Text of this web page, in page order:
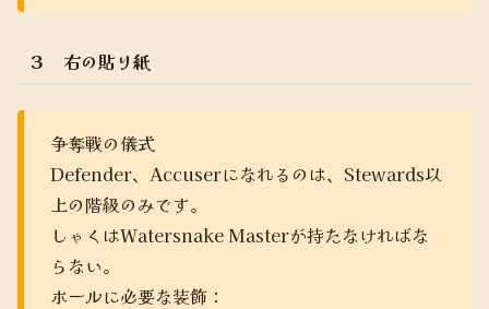
３ 右の貼り紙
争奪戦の儀式
Defender、Accuserになれるのは、Stewards以
上の階級のみです。
しゃくはWatersnake Masterが持たなければな
らない。
ホールに必要な装飾：